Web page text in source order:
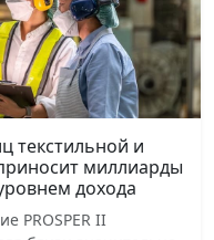
текстильной и
миллиарды
дохода
PROSPER II